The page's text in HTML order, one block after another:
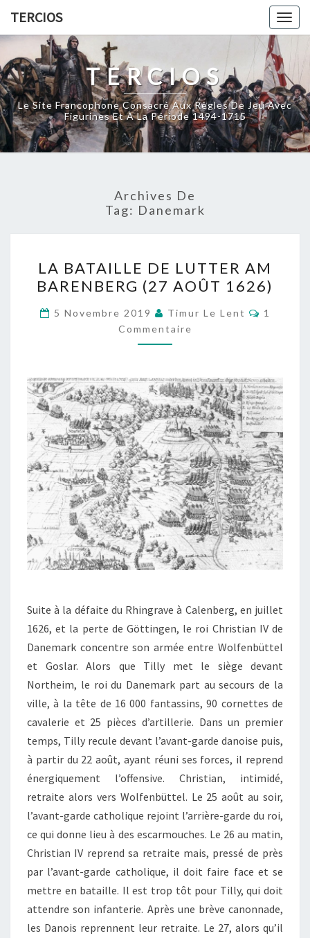
content
TERCIOS
TERCIOS
Le Site Francophone Consacré Aux Règles De Jeu Avec
Figurines Et À La Période 1494-1715
Archives De
Tag: Danemark
BATAILLE
DE
LUTTER
AM
BARENBERG
AOÛT
1626)
LA BATAILLE DE LUTTER AM
BARENBERG (27 AOÛT 1626)
5 Novembre 2019 Timur Le Lent
1
Commentaire
Suite à la défaite du Rhingrave à Calenberg, en juillet
1626, et la perte de Göttingen, le roi Christian IV de
Danemark concentre son armée entre Wolfenbüttel
et Goslar. Alors que Tilly met le siège devant
Northeim, le roi du Danemark part au secours de la
ville, à la tête de 16 000 fantassins, 90 cornettes de
cavalerie et 25 pièces d’artillerie. Dans un premier
temps, Tilly recule devant l’avant-garde danoise puis,
à partir du 22 août, ayant réuni ses forces, il reprend
énergiquement l’offensive. Christian, intimidé,
retraite alors vers Wolfenbüttel. Le 25 août au soir,
l’avant-garde catholique rejoint l’arrière-garde du roi,
ce qui donne lieu à des escarmouches. Le 26 au matin,
Christian IV reprend sa retraite mais, pressé de près
par l’avant-garde catholique, il doit faire face et se
mettre en bataille. Il est trop tôt pour Tilly, qui doit
attendre son infanterie. Après une brève canonnade,
les Danois reprennent leur retraite. Le 27, alors qu’il